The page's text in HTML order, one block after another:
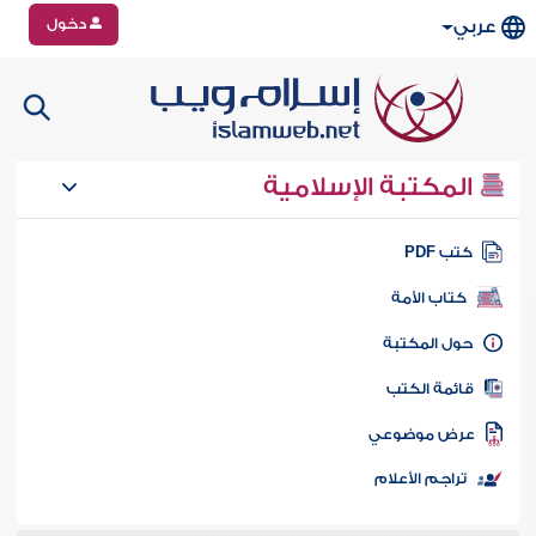
عربي دخول
المكتبة الإسلامية
كتب PDF
كتاب الأمة
المكتبة
الكتب
موضوعي